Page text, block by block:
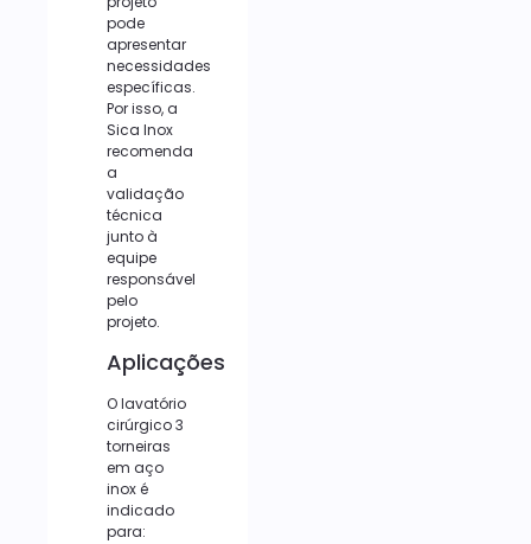
pode
apresentar
necessidades
específicas.
Por isso, a
Sica Inox
recomenda
a
validação
técnica
junto à
equipe
responsável
pelo
projeto.
Aplicações
O lavatório
cirúrgico 3
torneiras
em aço
inox é
indicado
para: